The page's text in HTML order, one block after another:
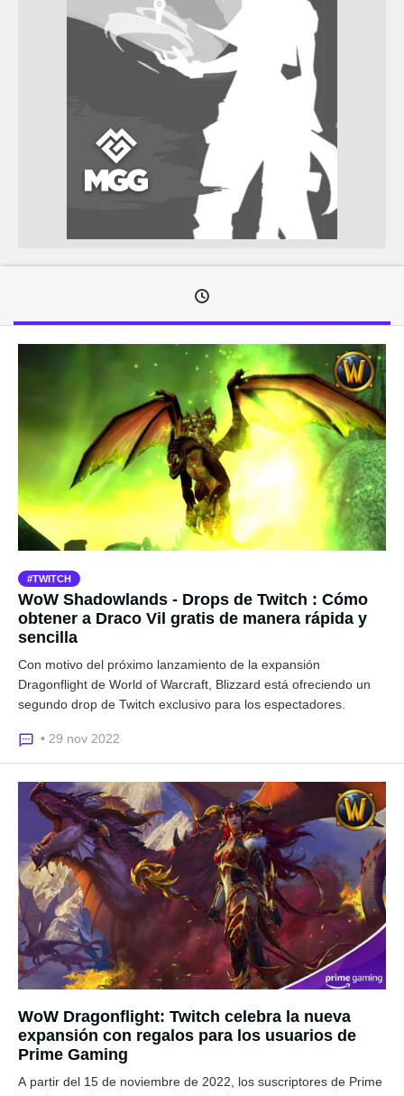
TWITCH
WoW Shadowlands - Drops de Twitch : Cómo
obtener a Draco Vil gratis de manera rápida y
sencilla
Con motivo del próximo lanzamiento de la expansión
Dragonflight de World of Warcraft, Blizzard está ofreciendo un
segundo drop de Twitch exclusivo para los espectadores.
• 29 nov 2022
WoW Dragonflight: Twitch celebra la nueva
expansión con regalos para los usuarios de
Prime Gaming
A partir del 15 de noviembre de 2022, los suscriptores de Prime